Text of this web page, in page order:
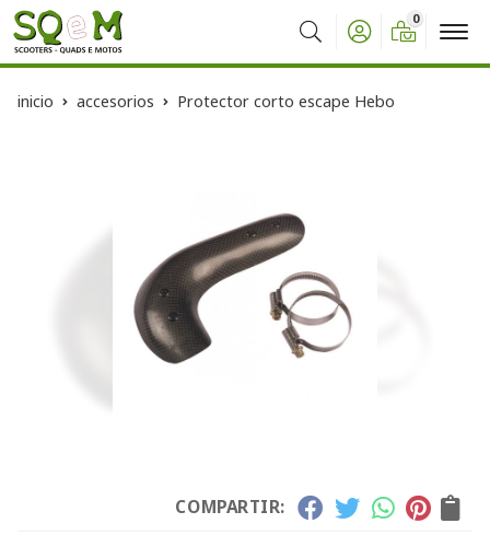
Buscar
0
inicio accesorios Protector corto escape Hebo
COMPARTIR: